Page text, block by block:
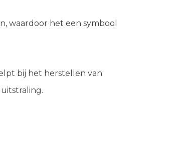
waardoor het een symbool
bij het herstellen van